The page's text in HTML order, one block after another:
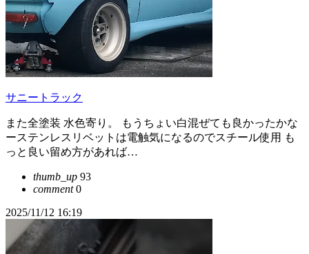
サニートラック
また全塗装 水色寄り。 もうちょい白混ぜても良かったかな
ーステンレスリベットは電触気になるのでスチール使用 も
っと良い留め方があれば…
thumb_up 93
comment0
2025/11/12 16:19